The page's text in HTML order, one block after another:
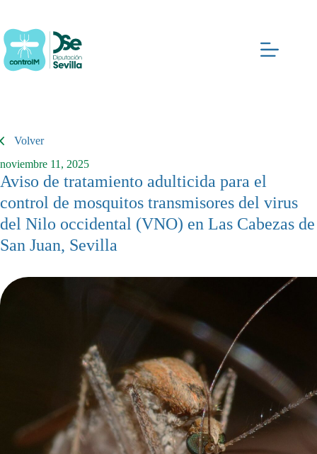
contenido
Volver
noviembre 11, 2025
Aviso de tratamiento adulticida para el
control de mosquitos transmisores del virus
del Nilo occidental (VNO) en Las Cabezas de
San Juan, Sevilla